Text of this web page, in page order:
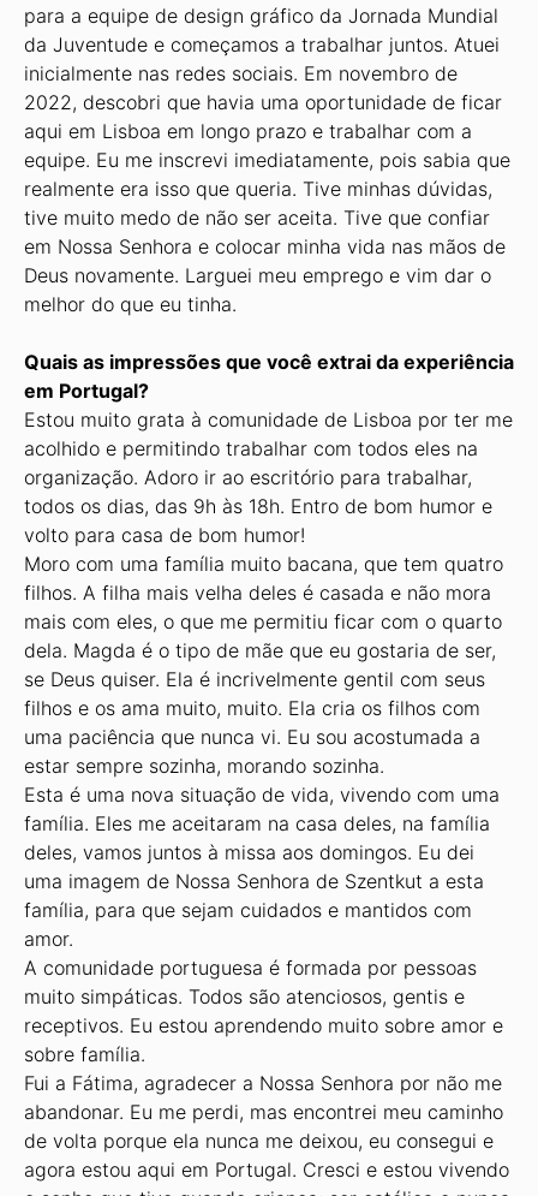
para a equipe de design gráfico da Jornada Mundial
da Juventude e começamos a trabalhar juntos. Atuei
inicialmente nas redes sociais. Em novembro de
2022, descobri que havia uma oportunidade de ficar
aqui em Lisboa em longo prazo e trabalhar com a
equipe. Eu me inscrevi imediatamente, pois sabia que
realmente era isso que queria. Tive minhas dúvidas,
tive muito medo de não ser aceita. Tive que confiar
em Nossa Senhora e colocar minha vida nas mãos de
Deus novamente. Larguei meu emprego e vim dar o
melhor do que eu tinha.
Quais as impressões que você extrai da experiência
em Portugal?
Estou muito grata à comunidade de Lisboa por ter me
acolhido e permitindo trabalhar com todos eles na
organização. Adoro ir ao escritório para trabalhar,
todos os dias, das 9h às 18h. Entro de bom humor e
volto para casa de bom humor!
Moro com uma família muito bacana, que tem quatro
filhos. A filha mais velha deles é casada e não mora
mais com eles, o que me permitiu ficar com o quarto
dela. Magda é o tipo de mãe que eu gostaria de ser,
se Deus quiser. Ela é incrivelmente gentil com seus
filhos e os ama muito, muito. Ela cria os filhos com
uma paciência que nunca vi. Eu sou acostumada a
estar sempre sozinha, morando sozinha.
Esta é uma nova situação de vida, vivendo com uma
família. Eles me aceitaram na casa deles, na família
deles, vamos juntos à missa aos domingos. Eu dei
uma imagem de Nossa Senhora de Szentkut a esta
família, para que sejam cuidados e mantidos com
amor.
A comunidade portuguesa é formada por pessoas
muito simpáticas. Todos são atenciosos, gentis e
receptivos. Eu estou aprendendo muito sobre amor e
sobre família.
Fui a Fátima, agradecer a Nossa Senhora por não me
abandonar. Eu me perdi, mas encontrei meu caminho
de volta porque ela nunca me deixou, eu consegui e
agora estou aqui em Portugal. Cresci e estou vivendo